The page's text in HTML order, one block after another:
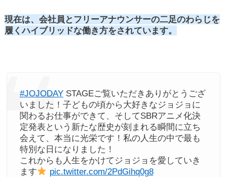
現在は、 会社員 と フリーアナウンサーの二足のわらじを
履くハイブリッドな働き方をされています。
#JOJODAY STAGEご覧いただきありがとうござ
いました！子どもの頃から大好きなジョジョに
関わるお仕事ができて、そしてSBRアニメ化決
定発表という新たな歴史が刻まれる瞬間に立ち
会えて、本当に光栄です！私の人生の中で最も
特別な日になりました！
これからも人生をかけてジョジョを愛していき
ます
pic.twitter.com/2PdGihq0g8